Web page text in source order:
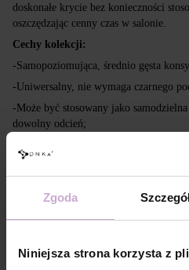
Zgoda
Niniejsza strona korzysta z
doskonałe krycie bez konieczności
oszczędzając cenny czas w salonie.
Cechy kolekcji:
-Samopoziomująca, średnio gęsta
-Uniwersalny, nie wymaga czarnego
-Może być stosowany jako samodzielna
dowolny odcień;
-Unikalny efekt kociego oka,
magnetyczny blask.
Cechy
Skład
ACRYLATES